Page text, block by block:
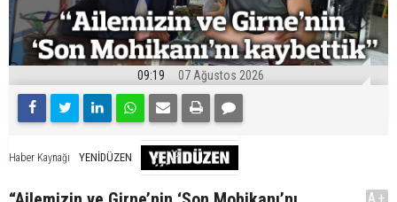
09:19 07 Ağustos 2026
Haber Kaynağı YENİDÜZEN
A+